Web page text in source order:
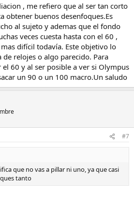
, me refiero que al ser tan corto
obtener buenos desenfoques.Es
al sujeto y ademas que el fondo
veces cuesta hasta con el 60 ,
difícil todavía. Este objetivo lo
relojes o algo parecido. Para
60 y al ser posible a ver si Olympus
un 90 o un 100 macro.Un saludo
#7
que no vas a pillar ni uno, ya que casi
tanto